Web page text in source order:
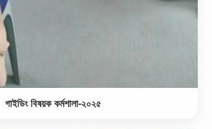
গাইডিং বিষয়ক কর্মশালা-২০২৫